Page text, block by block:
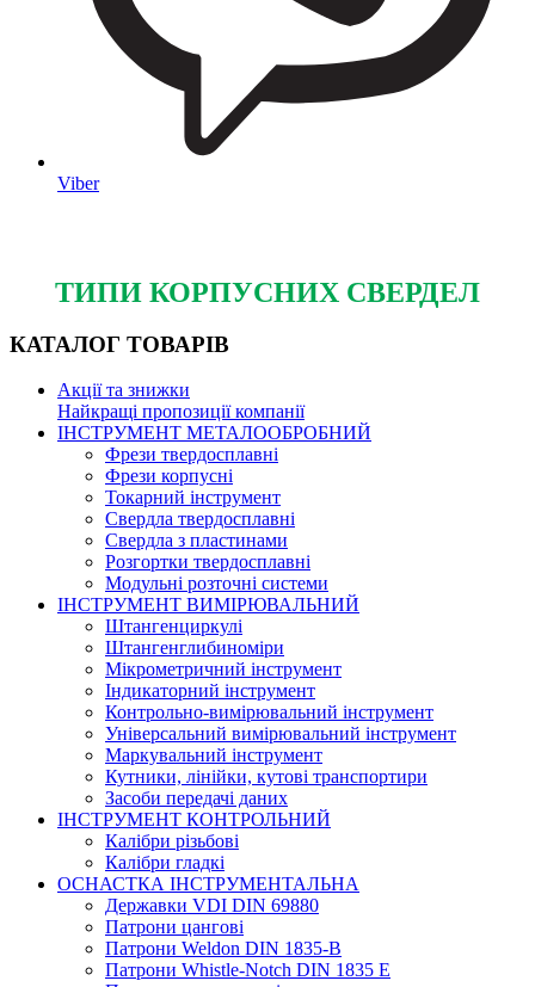
Viber
ТИПИ КОРПУСНИХ СВЕРДЕЛ
КАТАЛОГ ТОВАРІВ
Акції та знижки
Найкращі пропозиції компанії
ІНСТРУМЕНТ МЕТАЛООБРОБНИЙ
Фрези твердосплавні
Фрези корпусні
Токарний інструмент
Свердла твердосплавні
Свердла з пластинами
Розгортки твердосплавні
Модульні розточні системи
ІНСТРУМЕНТ ВИМІРЮВАЛЬНИЙ
Штангенциркулі
Штангенглибиноміри
Мікрометричний інструмент
Індикаторний інструмент
Контрольно-вимірювальний інструмент
Універсальний вимірювальний інструмент
Маркувальний інструмент
Кутники, лінійки, кутові транспортири
Засоби передачі даних
ІНСТРУМЕНТ КОНТРОЛЬНИЙ
Калібри різьбові
Калібри гладкі
ОСНАСТКА ІНСТРУМЕНТАЛЬНА
Державки VDI DIN 69880
Патрони цангові
Патрони Weldon DIN 1835-B
Патрони Whistle-Notch DIN 1835 E